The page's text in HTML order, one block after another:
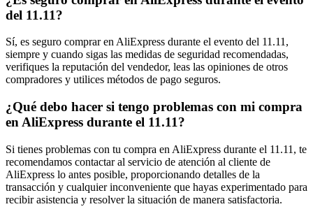
del 11.11?
Sí, es seguro comprar en AliExpress durante el evento del 11.11,
siempre y cuando sigas las medidas de seguridad recomendadas,
verifiques la reputación del vendedor, leas las opiniones de otros
compradores y utilices métodos de pago seguros.
¿Qué debo hacer si tengo problemas con mi compra
en AliExpress durante el 11.11?
Si tienes problemas con tu compra en AliExpress durante el 11.11, te
recomendamos contactar al servicio de atención al cliente de
AliExpress lo antes posible, proporcionando detalles de la
transacción y cualquier inconveniente que hayas experimentado para
recibir asistencia y resolver la situación de manera satisfactoria.